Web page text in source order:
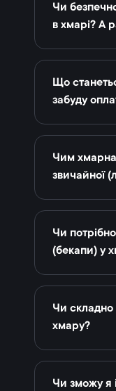
Чи
в хмарі? А
Що
забуду
Чим хмарна
звичайної
Чи
(бекапи) у
Чи складно
хмару?
Чи зможу я